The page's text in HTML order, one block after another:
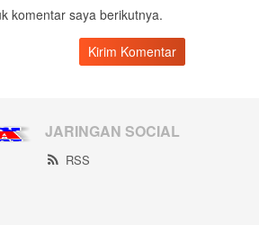
komentar saya berikutnya.
JARINGAN SOCIAL
RSS